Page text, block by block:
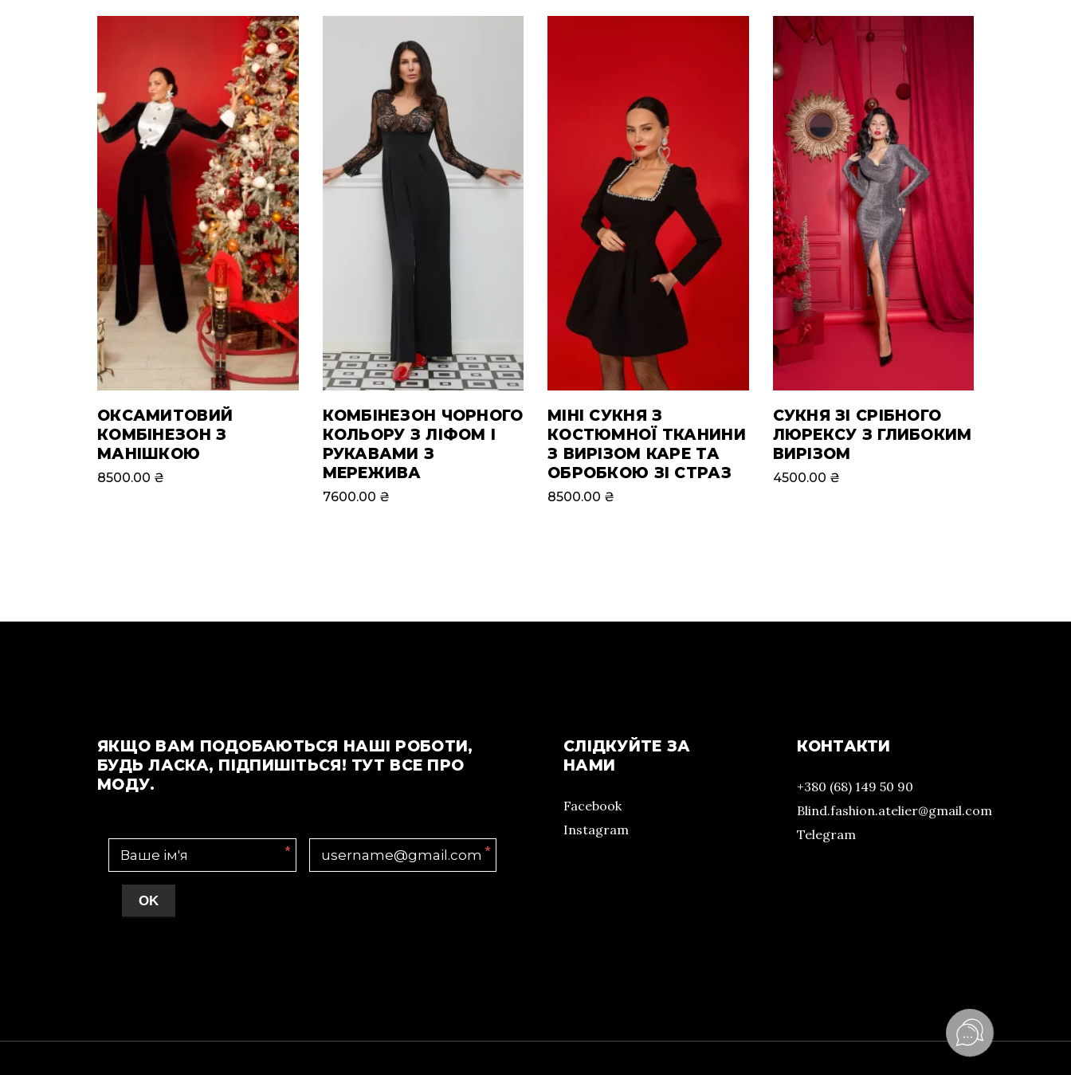
ОКСАМИТОВИЙ
КОМБІНЕЗОН З
МАНІШКОЮ
8500.00 ₴
КОМБІНЕЗОН ЧОРНОГО
КОЛЬОРУ З ЛІФОМ І
РУКАВАМИ З
МЕРЕЖИВА
7600.00 ₴
МІНІ СУКНЯ З
КОСТЮМНОЇ ТКАНИНИ
З ВИРІЗОМ КАРЕ ТА
ОБРОБКОЮ ЗІ СТРАЗ
8500.00 ₴
СУКНЯ ЗІ СРІБНОГО
ЛЮРЕКСУ З ГЛИБОКИМ
ВИРІЗОМ
4500.00 ₴
ЯКЩО ВАМ ПОДОБАЮТЬСЯ НАШІ РОБОТИ,
БУДЬ ЛАСКА, ПІДПИШІТЬСЯ! ТУТ ВСЕ ПРО
МОДУ.
* *
OK
СЛІДКУЙТЕ ЗА
НАМИ
Facebook
Instagram
КОНТАКТИ
+380 (68) 149 50 90
Blind.fashion.atelier@gmail.com
Telegram